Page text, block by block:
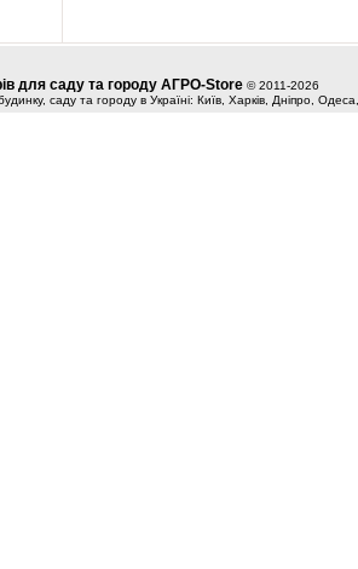
для саду та городу АГРО-Store © 2011-2026
саду та городу в Україні: Київ, Харків, Дніпро,